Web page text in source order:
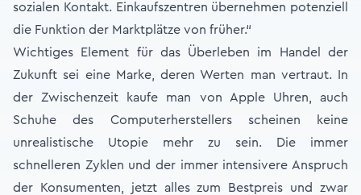
sozialen Kontakt. Einkaufszentren übernehmen potenziell
die Funktion der Marktplätze von früher.“
Wichtiges Element für das Überleben im Handel der
Zukunft sei eine Marke, deren Werten man vertraut. In
der Zwischenzeit kaufe man von Apple Uhren, auch
Schuhe des Computerherstellers scheinen keine
unrealistische Utopie mehr zu sein. Die immer
schnelleren Zyklen und der immer intensivere Anspruch
der Konsumenten, jetzt alles zum Bestpreis und zwar